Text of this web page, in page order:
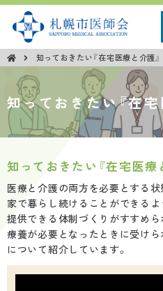
市民の
新型コロナウイルス感
市民広報「健康さっぽろ
市民向け医学講座
市民向けイベント等
第68回保健文化賞受賞
知っておきたい『在宅医療と介護』
知っておきたい『在
知っておきたい『在宅医療
医療と介護の両方を必要とする
家で暮らし続けることができる
提供できる体制づくりがすすめら
療養が必要となったときに受けら
について紹介しています。